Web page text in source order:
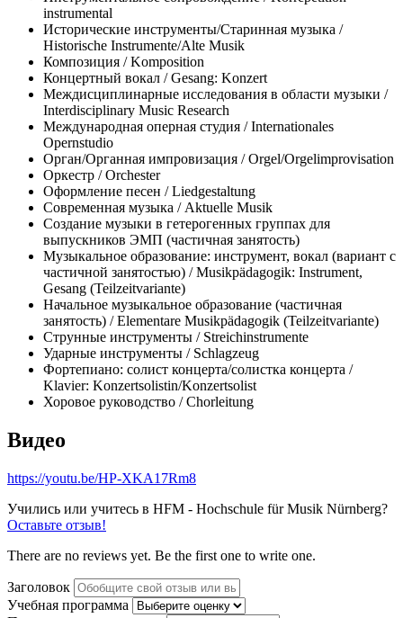
instrumental
Исторические инструменты/Старинная музыка /
Historische Instrumente/Alte Musik
Композиция / Komposition
Концертный вокал / Gesang: Konzert
Междисциплинарные исследования в области музыки /
Interdisciplinary Music Research
Международная оперная студия / Internationales
Opernstudio
Орган/Органная импровизация / Orgel/Orgelimprovisation
Оркестр / Orchester
Оформление песен / Liedgestaltung
Современная музыка / Aktuelle Musik
Создание музыки в гетерогенных группах для
выпускников ЭМП (частичная занятость)
Музыкальное образование: инструмент, вокал (вариант с
частичной занятостью) / Musikpädagogik: Instrument,
Gesang (Teilzeitvariante)
Начальное музыкальное образование (частичная
занятость) / Elementare Musikpädagogik (Teilzeitvariante)
Струнные инструменты / Streichinstrumente
Ударные инструменты / Schlagzeug
Фортепиано: солист концерта/солистка концерта /
Klavier: Konzertsolistin/Konzertsolist
Хоровое руководство / Chorleitung
Видео
https://youtu.be/HP-XKA17Rm8
Учились или учитесь в HFM - Hochschule für Musik Nürnberg?
Оставьте отзыв!
There are no reviews yet. Be the first one to write one.
Заголовок
Учебная программа